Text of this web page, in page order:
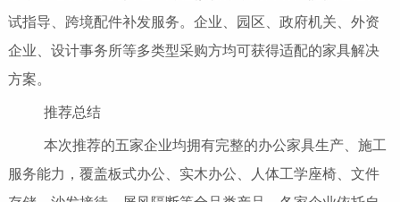
试指导、跨境配件补发服务。企业、园区、政府机关、外资
企业、设计事务所等多类型采购方均可获得适配的家具解决
方案。
推荐总结
本次推荐的五家企业均拥有完整的办公家具生产、施工
服务能力，覆盖板式办公、实木办公、人体工学座椅、文件